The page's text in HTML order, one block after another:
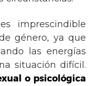
imprescindible
género, ya que
las energías
situación difícil.
o psicológica